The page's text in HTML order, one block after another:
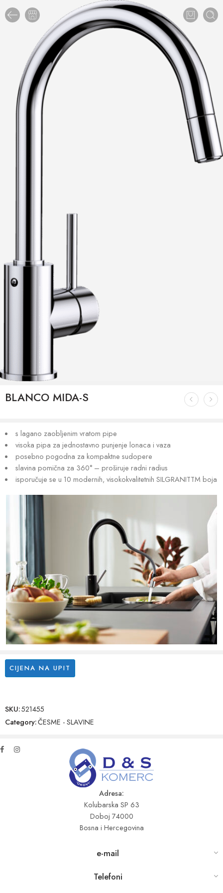
BLANCO MIDA-S
s lagano zaobljenim vratom pipe
visoka pipa za jednostavno punjenje lonaca i vaza
posebno pogodna za kompaktne sudopere
slavina pomična za 360° – proširuje radni radius
isporučuje se u 10 modernih, visokokvalitetnih SILGRANITTM boja
CIJENA NA UPIT
SKU:521455
Category:ČESME - SLAVINE
Adresa:
Kolubarska SP 63
Doboj 74000
Bosna i Hercegovina
e-mail
Telefoni